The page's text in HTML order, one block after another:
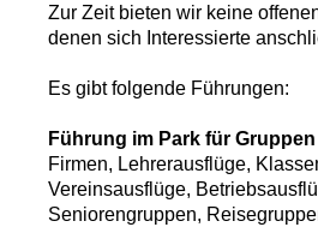
Zur Zeit bieten wir keine
denen sich Interessierte
Es gibt folgende Führungen:
Führung im Park für Gruppen
Firmen, Lehrerausflüge,
Vereinsausflüge,
Seniorengruppen,